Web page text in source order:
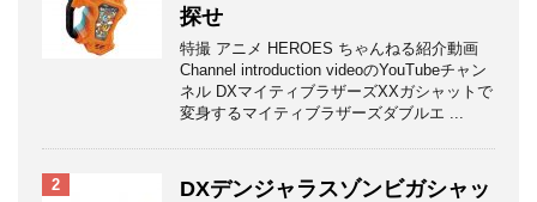
探せ
特撮 アニメ HEROES ちゃんねる紹介動画
Channel introduction videoのYouTubeチャン
ネル DXマイティブラザーズXXガシャットで
変身するマイティブラザーズダブルエ ...
2
DXデンジャラスゾンビガシャッ